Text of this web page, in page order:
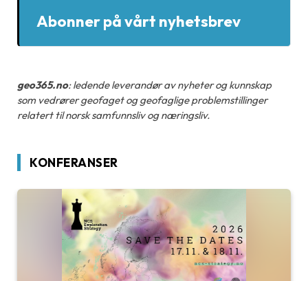
Abonner på vårt nyhetsbrev
geo365.no: ledende leverandør av nyheter og kunnskap
som vedrører geofaget og geofaglige problemstillinger
relatert til norsk samfunnsliv og næringsliv.
KONFERANSER